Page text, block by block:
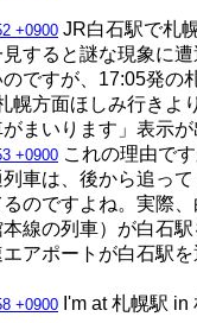
+0900 JR白石駅で札
すると謎な現象に
ですが、17:05発の
幌方面ほしみ行きよ
がまいります」表示
+0900 これの理由で
車は、後から追っ
のですよね。実際
線の列車）が白石
アポートが白石駅
+0900 I'm at 札幌駅 in